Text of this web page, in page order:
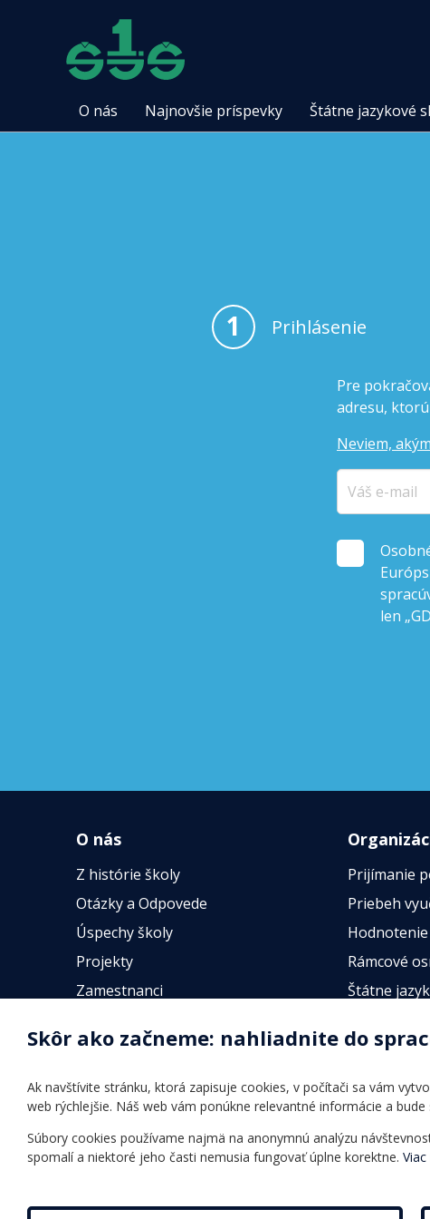
O nás Najnovšie príspevky Štátne jazykové
1 Prihlásenie
Pre
adresu,
Neviem,
len
O nás
Z histórie školy
Otázky a Odpovede
Úspechy školy
Projekty
Zamestnanci
Identifikačné údaje školy
Úradné hodiny
Povinné zverejňovanie
Vnútorný poriadok
Prijímanie
Priebeh
Rámcové
Štátne
Skôr ako začneme: nahliadnite do
Ak navštívite stránku, ktorá zapisuje cookies, v počítači sa vám
web rýchlejšie. Náš web vám ponúkne relevantné informácie a
Súbory cookies používame najmä na anonymnú analýzu
spomalí a niektoré jeho časti nemusia fungovať úplne korektne.